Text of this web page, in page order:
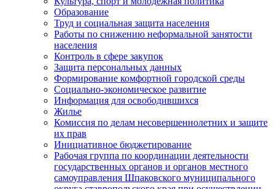
Образование
Труд и социальная защита населения
Работы по снижению неформальной занятости
населения
Контроль в сфере закупок
Защита персональных данных
Формирование комфортной городской среды
Социально-экономическое развитие
Информация для освободившихся
Жилье
Комиссия по делам несовершеннолетних и защите
их прав
Инициативное бюджетирование
Рабочая группа по координации деятельности
государственных органов и органов местного
самоуправления Шпаковского муниципального